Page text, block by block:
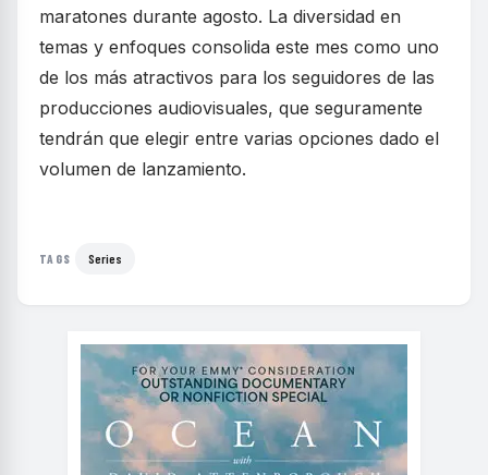
maratones durante agosto. La diversidad en
temas y enfoques consolida este mes como uno
de los más atractivos para los seguidores de las
producciones audiovisuales, que seguramente
tendrán que elegir entre varias opciones dado el
volumen de lanzamiento.
TAGS Series